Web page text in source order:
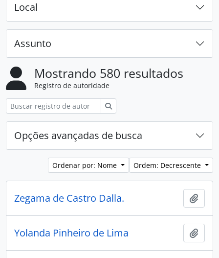
Local
Assunto
Mostrando 580 resultados
Registro de autoridade
Opções avançadas de busca
Ordenar por: Nome Ordem: Decrescente
Zegama de Castro Dalla.
Yolanda Pinheiro de Lima